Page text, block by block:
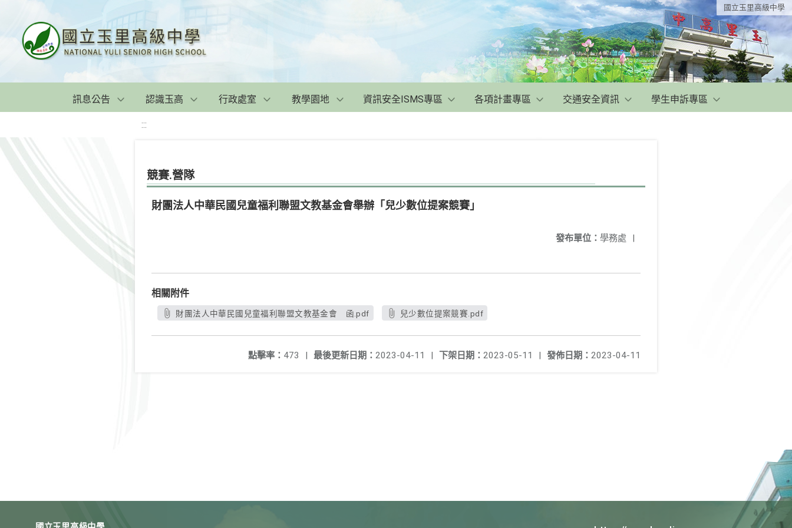
國立玉里高級中學
訊息公告 認識玉高 行政處室 教學園地 資訊安全ISMS專區 各項計畫專區 交通安全資訊 學生申訴專區
:::
競賽.營隊
財團法人中華民國兒童福利聯盟文教基金會舉辦「兒少數位提案競賽」
發布單位： 學務處 |
相關附件
財團法人中華民國兒童福利聯盟文教基金會 函.pdf 兒少數位提案競賽.pdf
發佈日期： 2023-04-11
下架日期： 2023-05-11 |
最後更新日期： 2023-04-11 |
點擊率： 473 |